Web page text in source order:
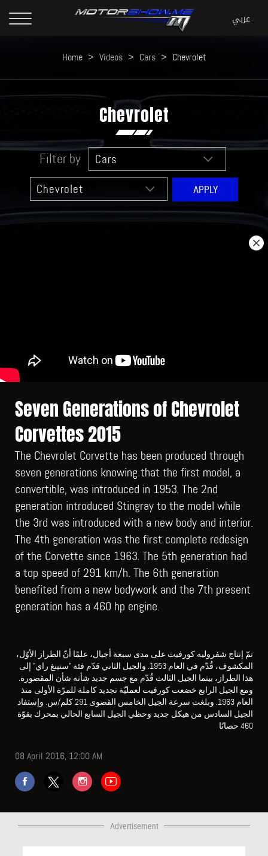
Home > Videos > Cars > Chevrolet
Chevrolet
Filter by
Seven Generations of Chevrolet
Corvettes 2015
The Chevrolet Corvette has been produced through
seven generations knowing that the first model, a
convertible, was introduced in 1953. The 2nd
generation introduced Stingray to the model while
the 3rd was introduced with a new body and interior.
The 4th generation was the first complete redesign
of the Corvette since 1963. The 5th generation had
a top speed of 291 km/h. The 6th generation
benefited from a new bodywork and the 7th present
generation has a 460 hp engine.
تمّ إنتاج شفروليه كورفيت على مدى سبعة أجيال، علمًا أنّ الطراز الأوّل،
المكشوف، قُدّم في العام 1953. والجيل الثاني قدّم فئة "ستينغ راي" إلى
هذا الطراز، بينما الجيل الثالث قُدّم مع جسم جديد شأنه شأن المقصورة.
ومع الجيل الرابع خضعت كورفيت لعمليّة تجديد كاملة للمرّة الأولى منذ
العام 1963. وبلغت سرعة الجيل الخامس القصوى 291 كلم/س. وإستفاد
الجيل السادس من هيكل جديد وحظي الجيل السابع الحالي بمحرك بقوّة
460 حصانًا
08 April 2016, 12:00 AM
Advertisement